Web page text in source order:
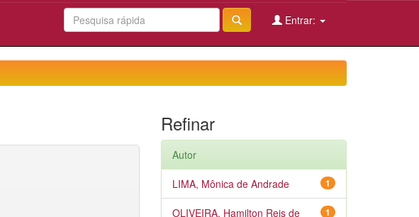
Entrar:
Refinar
Autor
1
LIMA, Mônica de Andrade
1
OLIVEIRA, Hamilton Reis de